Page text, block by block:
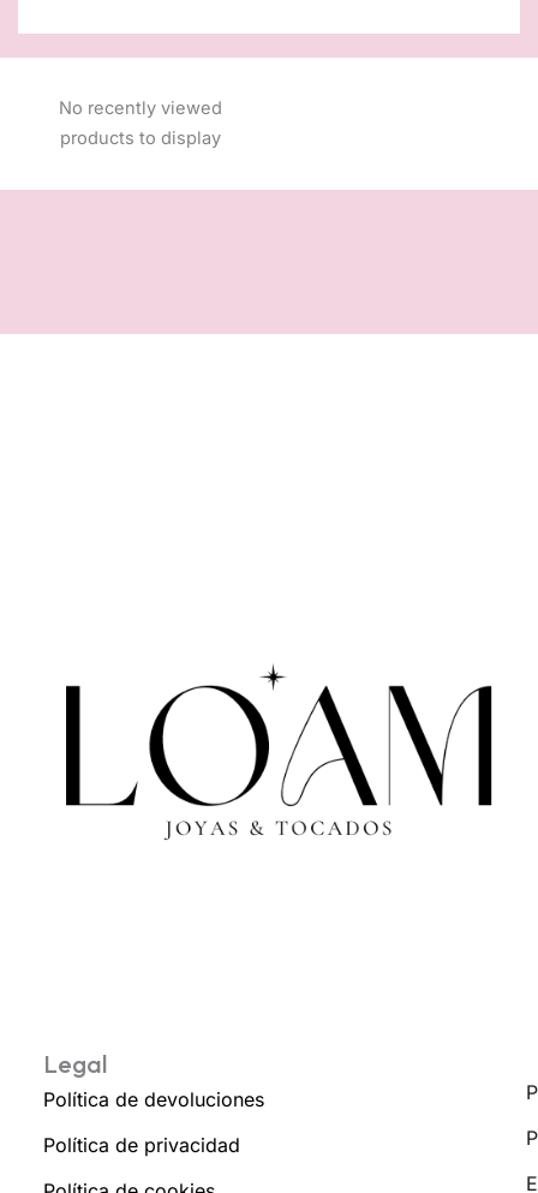
No recently viewed
products to display
Legal
Política de devoluciones
Política de privacidad